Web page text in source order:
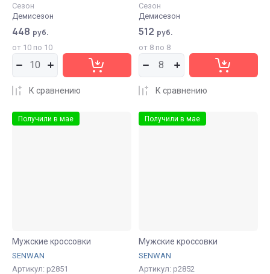
Сезон
Демисезон
448 руб.
от 10 по 10
К сравнению
Сезон
Демисезон
512 руб.
от 8 по 8
К сравнению
Получили в мае
Мужские кроссовки
SENWAN
Артикул: р2851
Получили в мае
Мужские кроссовки
SENWAN
Артикул: р2852